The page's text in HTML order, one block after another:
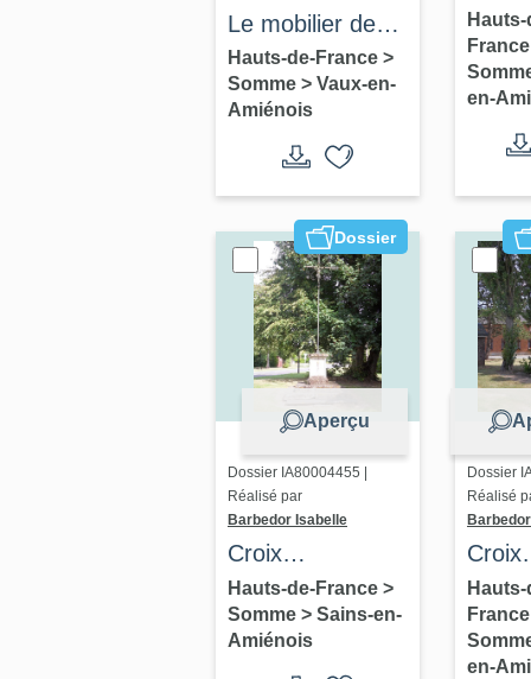
Le mobilier de
l'église
paroissiale Saint-
Firmin de Vaux-
en-Amiénois
Hauts-de-France >
Somme > Vaux-en-
Amiénois
Hauts-
en-
Dossier
Aperçu
Dossier IA80004455 |
Réalisé par
Barbedor Isabelle
Croix
monumentale à
Sains-en-
Amiénois
Hauts-de-France >
Somme > Sains-en-
Amiénois
Dossier
Réalisé
Croix
à
Hauts-
en-